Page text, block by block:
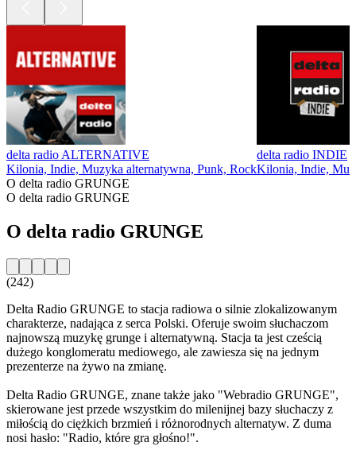
delta radio ALTERNATIVE
Kilonia, Indie, Muzyka alternatywna, Punk, Rock
delta radio INDIE
Kilonia, Indie,
O delta radio GRUNGE
O delta radio GRUNGE
O delta radio GRUNGE
(242)
Delta Radio GRUNGE to stacja radiowa o silnie zlokalizowanym
charakterze, nadająca z serca Polski. Oferuje swoim słuchaczom
najnowszą muzykę grunge i alternatywną. Stacja ta jest cześcią
dużego konglomeratu mediowego, ale zawiesza się na jednym
prezenterze na żywo na zmianę.
Delta Radio GRUNGE, znane także jako "Webradio GRUNGE",
skierowane jest przede wszystkim do milenijnej bazy słuchaczy z
miłością do ciężkich brzmień i różnorodnych alternatyw. Z duma
nosi hasło: "Radio, które gra głośno!".